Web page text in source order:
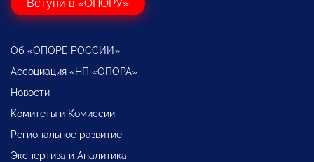
Вступи в «ОПОРУ»
Об «ОПОРЕ РОССИИ»
Ассоциация «НП «ОПОРА»
Новости
Комитеты и Комиссии
Региональное развитие
Экспертиза и Аналитика